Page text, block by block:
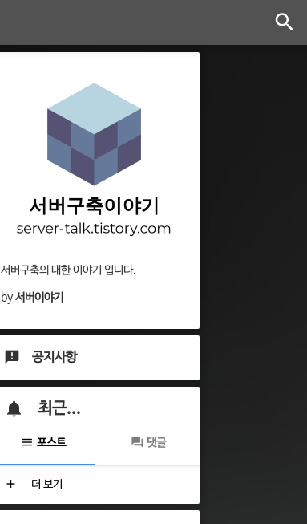
서버구축의 대한 이야기 입니다.
by서버이야기
공지사항
최근...
포스트 댓글
더 보기